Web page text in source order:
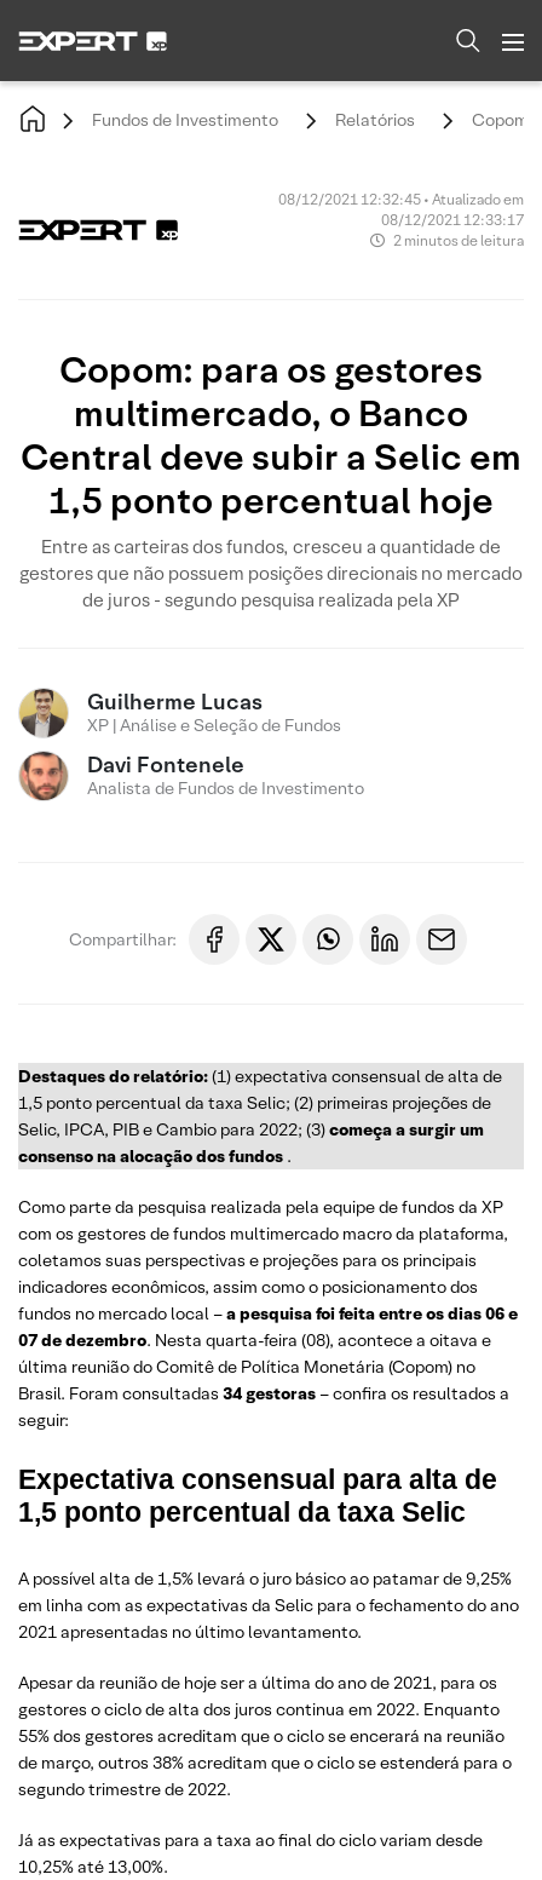
Fundos de Investimento Relatórios Copom:
08/12/2021 12:32:45 • Atualizado em
08/12/2021 12:33:17
2 minutos de leitura
Copom: para os gestores
multimercado, o Banco
Central deve subir a Selic em
1,5 ponto percentual hoje
Entre as carteiras dos fundos, cresceu a quantidade de
gestores que não possuem posições direcionais no mercado
de juros - segundo pesquisa realizada pela XP
Guilherme Lucas
XP | Análise e Seleção de Fundos
Davi Fontenele
Analista de Fundos de Investimento
Compartilhar:
Destaques do relatório:(1) expectativa consensual de alta de
1,5 ponto percentual da taxa Selic; (2) primeiras projeções de
Selic, IPCA, PIB e Cambio para 2022; (3)começa a surgir um
consenso na alocação dos fundos .
Como parte da pesquisa realizada pela equipe de fundos da XP
com os gestores de fundos multimercado macro da plataforma,
coletamos suas perspectivas e projeções para os principais
indicadores econômicos, assim como o posicionamento dos
fundos no mercado local –a pesquisa foi feita entre os dias 06 e
07 de dezembro. Nesta quarta-feira (08), acontece a oitava e
última reunião do Comitê de Política Monetária (Copom) no
Brasil. Foram consultadas 34 gestoras – confira os resultados a
seguir:
Expectativa consensual para alta de
1,5 ponto percentual da taxa Selic
A possível alta de 1,5% levará o juro básico ao patamar de 9,25%
em linha com as expectativas da Selic para o fechamento do ano
2021 apresentadas no último levantamento.
Apesar da reunião de hoje ser a última do ano de 2021, para os
gestores o ciclo de alta dos juros continua em 2022. Enquanto
55% dos gestores acreditam que o ciclo se encerará na reunião
de março, outros 38% acreditam que o ciclo se estenderá para o
segundo trimestre de 2022.
Já as expectativas para a taxa ao final do ciclo variam desde
10,25% até 13,00%.